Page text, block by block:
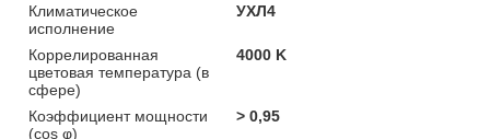
Климатическое
исполнение
УХЛ4
Коррелированная
цветовая температура (в
сфере)
4000 K
Коэффициент мощности
(cos φ)
> 0,95